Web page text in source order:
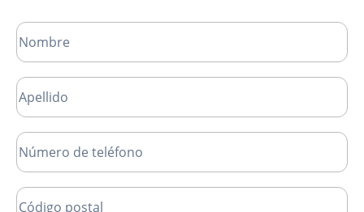
Nombre
Apellido
Número de teléfono
Código postal